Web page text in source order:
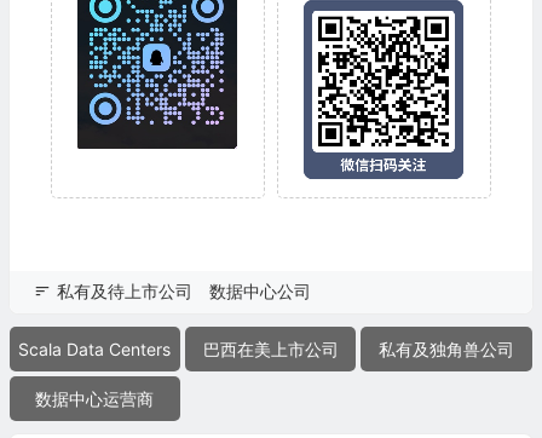
私有及待上市公司 数据中心公司
Scala Data Centers 巴西在美上市公司 私有及独角兽公司
数据中心运营商